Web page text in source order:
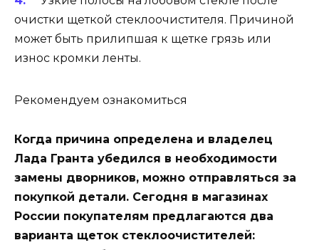
очистки щеткой стеклоочистителя. Причиной
может быть прилипшая к щетке грязь или
износ кромки ленты.
Рекомендуем ознакомиться
Когда причина определена и владелец
Лада Гранта убедился в необходимости
замены дворников, можно отправляться за
покупкой детали. Сегодня в магазинах
России покупателям предлагаются два
варианта щеток стеклоочистителей: